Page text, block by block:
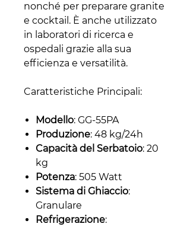
nonché per preparare granite
e cocktail. È anche utilizzato
in laboratori di ricerca e
ospedali grazie alla sua
efficienza e versatilità.
Caratteristiche Principali:
Modello: GG-55PA
Produzione: 48 kg/24h
Capacità del Serbatoio: 20
kg
Potenza: 505 Watt
Sistema di Ghiaccio:
Granulare
Refrigerazione: